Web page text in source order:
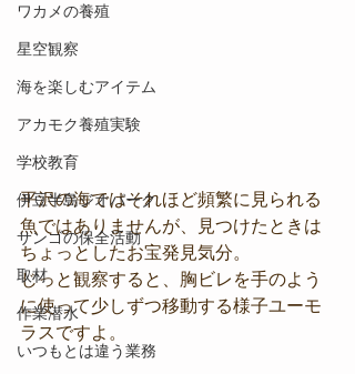
ワカメの養殖
星空観察
海を楽しむアイテム
アカモク養殖実験
学校教育
伊豆半島ジオパーク
サンゴの保全活動
取材
作業潜水
いつもとは違う業務
平沢の海ではそれほど頻繁に見られる
魚ではありませんが、見つけたときは
ちょっとしたお宝発見気分。
じっと観察すると、胸ビレを手のよう
に使って少しずつ移動する様子ユーモ
ラスですよ。